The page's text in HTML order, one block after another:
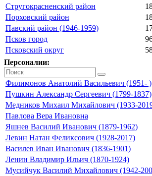
Стругокрасненский район
Порховский район
Павский район (1946-1959)
Псков город
Псковский округ
Персоналии:
Филимонов Анатолий Васильевич (1951- )
Пушкин Александр Сергеевич (1799-1837)
Медников Михаил Михайлович (1933-
Павлова Вера Ивановна
Яшнев Василий Иванович (1879-1962)
Левин Натан Феликсович (1928-2017)
Василев Иван Иванович (1836-1901)
Ленин Владимир Ильич (1870-1924)
Мусийчук Василий Михайлович (1942-